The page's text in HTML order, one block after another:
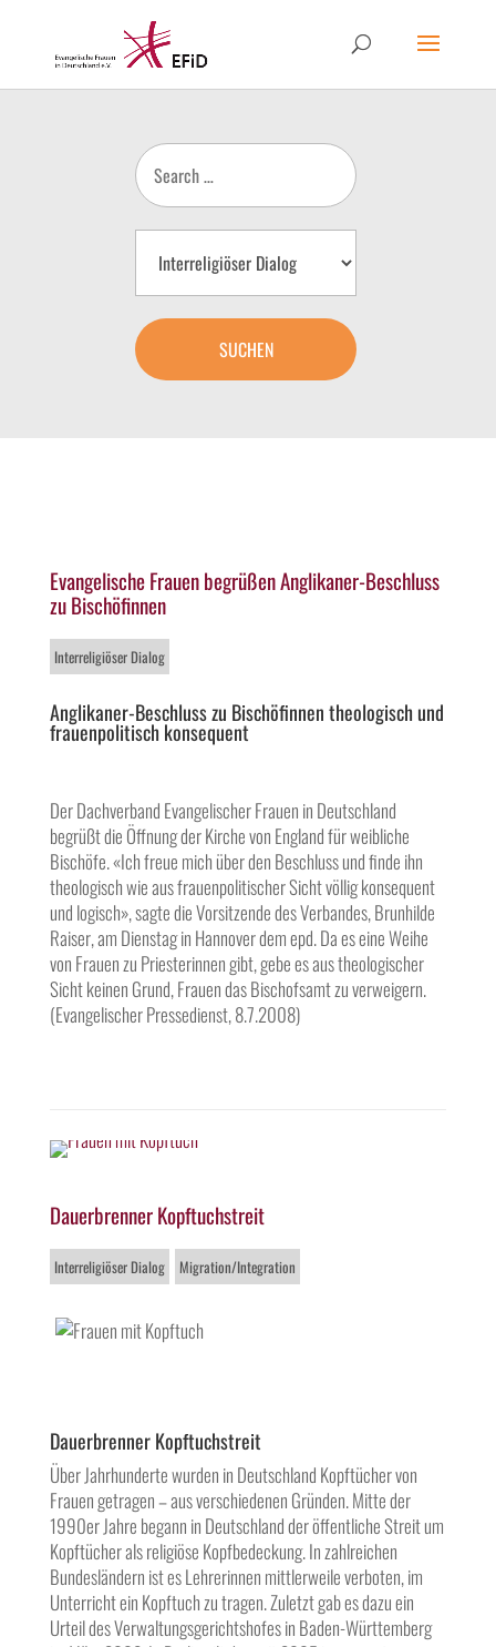
Evangelische Frauen begrüßen Anglikaner-Beschluss
zu Bischöfinnen
Interreligiöser Dialog
Anglikaner-Beschluss zu Bischöfinnen theologisch und
frauenpolitisch konsequent
Der Dachverband Evangelischer Frauen in Deutschland
begrüßt die Öffnung der Kirche von England für weibliche
Bischöfe. «Ich freue mich über den Beschluss und finde ihn
theologisch wie aus frauenpolitischer Sicht völlig konsequent
und logisch», sagte die Vorsitzende des Verbandes, Brunhilde
Raiser, am Dienstag in Hannover dem epd. Da es eine Weihe
von Frauen zu Priesterinnen gibt, gebe es aus theologischer
Sicht keinen Grund, Frauen das Bischofsamt zu verweigern.
(Evangelischer Pressedienst, 8.7.2008)
Dauerbrenner Kopftuchstreit
Interreligiöser Dialog Migration/Integration
Dauerbrenner Kopftuchstreit
Über Jahrhunderte wurden in Deutschland Kopftücher von
Frauen getragen – aus verschiedenen Gründen. Mitte der
1990er Jahre begann in Deutschland der öffentliche Streit um
Kopftücher als religiöse Kopfbedeckung. In zahlreichen
Bundesländern ist es Lehrerinnen mittlerweile verboten, im
Unterricht ein Kopftuch zu tragen. Zuletzt gab es dazu ein
Urteil des Verwaltungsgerichtshofes in Baden-Württemberg